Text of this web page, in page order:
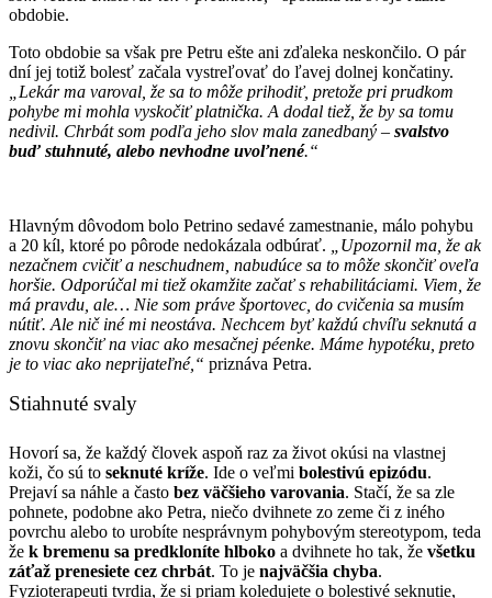
obdobie.
Toto obdobie sa však pre Petru ešte ani zďaleka neskončilo. O pár
dní jej totiž bolesť začala vystreľovať do ľavej dolnej končatiny.
„Lekár ma varoval, že sa to môže prihodiť, pretože pri prudkom
pohybe mi mohla vyskočiť platnička. A dodal tiež, že by sa tomu
nedivil. Chrbát som podľa jeho slov mala zanedbaný – svalstvo
buď stuhnuté, alebo nevhodne uvoľnené.“
Hlavným dôvodom bolo Petrino sedavé zamestnanie, málo pohybu
a 20 kíl, ktoré po pôrode nedokázala odbúrať.
„Upozornil ma, že ak
nezačnem cvičiť a neschudnem, nabudúce sa to môže skončiť oveľa
horšie. Odporúčal mi tiež okamžite začať s rehabilitáciami. Viem, že
má pravdu, ale… Nie som práve športovec, do cvičenia sa musím
nútiť. Ale nič iné mi neostáva. Nechcem byť každú chvíľu seknutá a
znovu skončiť na viac ako mesačnej péenke. Máme hypotéku, preto
je to viac ako neprijateľné,“ priznáva Petra.
Stiahnuté svaly
Hovorí sa, že každý človek aspoň raz za život okúsi na vlastnej
koži, čo sú to seknuté kríže. Ide o veľmi bolestivú epizódu.
Prejaví sa náhle a často bez väčšieho varovania. Stačí, že sa zle
pohnete, podobne ako Petra, niečo dvihnete zo zeme či z iného
povrchu alebo to urobíte nesprávnym pohybovým stereotypom, teda
že k bremenu sa predkloníte hlboko a dvihnete ho tak, že všetku
záťaž prenesiete cez chrbát. To je najväčšia chyba.
Fyzioterapeuti tvrdia, že si priam koledujete o bolestivé seknutie,